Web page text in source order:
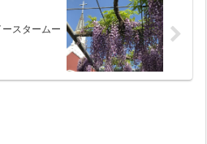
スタームー